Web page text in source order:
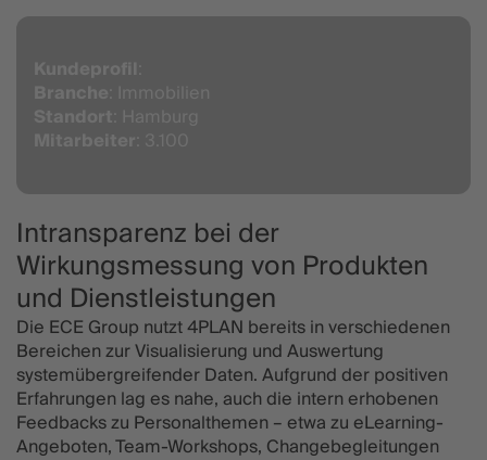
Intransparenz bei der
Wirkungsmessung von Produkten
und Dienstleistungen
Die ECE Group nutzt 4PLAN bereits in verschiedenen
Bereichen zur Visualisierung und Auswertung
systemübergreifender Daten. Aufgrund der positiven
Erfahrungen lag es nahe, auch die intern erhobenen
Feedbacks zu Personalthemen – etwa zu eLearning-
Angeboten, Team-Workshops, Changebegleitungen